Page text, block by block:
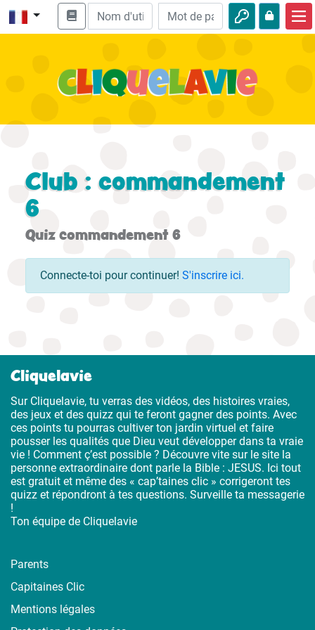
Enseignement biblique
Aventures
Club : commandement
6
Quiz commandement 6
Connecte-toi pour continuer! S'inscrire ici.
Cliquelavie
Sur Cliquelavie, tu verras des vidéos, des histoires vraies,
des jeux et des quizz qui te feront gagner des points. Avec
ces points tu pourras cultiver ton jardin virtuel et faire
pousser les qualités que Dieu veut développer dans ta vraie
vie ! Comment ç’est possible ? Découvre vite sur le site la
personne extraordinaire dont parle la Bible : JESUS. Ici tout
est gratuit et même des « cap’taines clic » corrigeront tes
quizz et répondront à tes questions. Surveille ta messagerie
!
Ton équipe de Cliquelavie
Parents
Capitaines Clic
Mentions légales